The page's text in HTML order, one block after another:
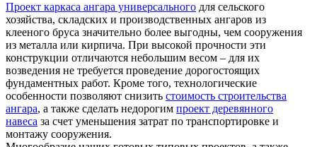
Проект каркаса ангара универсального для сельского
хозяйства, складских и производственных ангаров из
клееного бруса значительно более выгодны, чем сооружения
из металла или кирпича. При высокой прочности эти
конструкции отличаются небольшим весом – для их
возведения не требуется проведение дорогостоящих
фундаментных работ. Кроме того, технологические
особенности позволяют снизить стоимость строительства
ангара, а также сделать недорогим проект деревянного
навеса за счет уменьшения затрат по транспортировке и
монтажу сооружения.